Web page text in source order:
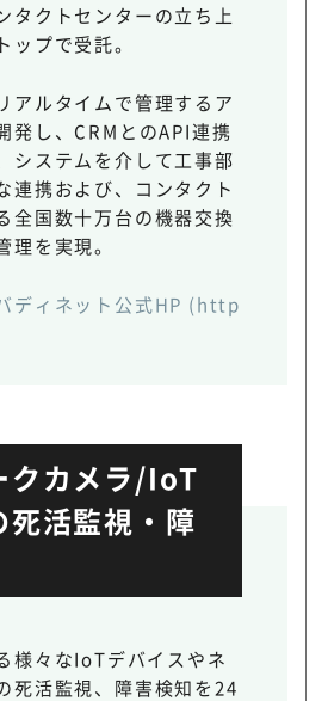
タクトセンターの立ち上
ップで受託。
アルタイムで管理するア
発し、CRMとのAPI連携
システムを介して工事部
連携および、コンタクト
全国数十万台の機器交換
理を実現。
バディネット公式HP (https://
クカメラ/IoT
死活監視・障
様々なIoTデバイスやネ
死活監視、障害検知を24